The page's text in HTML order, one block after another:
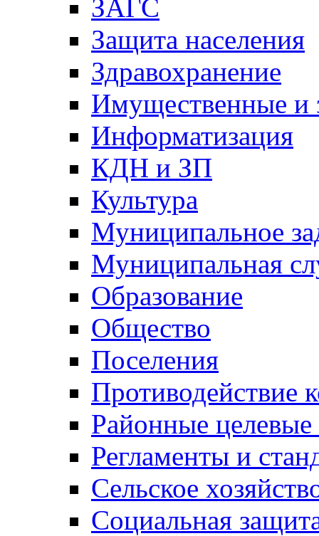
ЗАГС
Защита населения
Здравохранение
Имущественные и
Информатизация
КДН и ЗП
Культура
Муниципальное
Муниципальная
Образование
Общество
Поселения
Противодействие
Районные
Регламенты и
Сельское
Социальная